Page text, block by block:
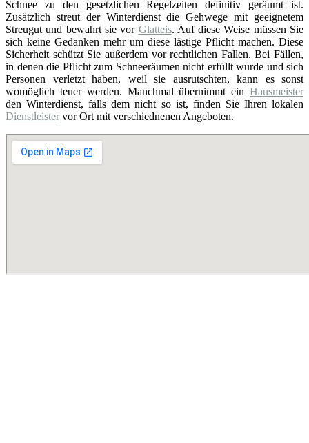
Schnee zu den gesetzlichen Regelzeiten definitiv geräumt ist.
Zusätzlich streut der Winterdienst die Gehwege mit geeignetem
Streugut und bewahrt sie vor Glatteis. Auf diese Weise müssen Sie
sich keine Gedanken mehr um diese lästige Pflicht machen. Diese
Sicherheit schützt Sie außerdem vor rechtlichen Fallen. Bei Fällen,
in denen die Pflicht zum Schneeräumen nicht erfüllt wurde und sich
Personen verletzt haben, weil sie ausrutschten, kann es sonst
womöglich teuer werden. Manchmal übernimmt ein Hausmeister
den Winterdienst, falls dem nicht so ist, finden Sie Ihren lokalen
Dienstleister vor Ort mit verschiednenen Angeboten.